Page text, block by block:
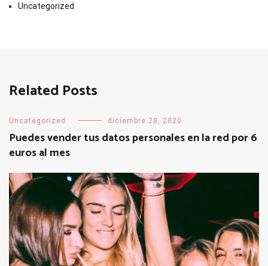
Uncategorized
Related Posts
Uncategorized diciembre 28, 2020
Puedes vender tus datos personales en la red por 6
euros al mes